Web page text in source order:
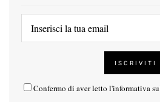
Confermo di aver letto l'informativa